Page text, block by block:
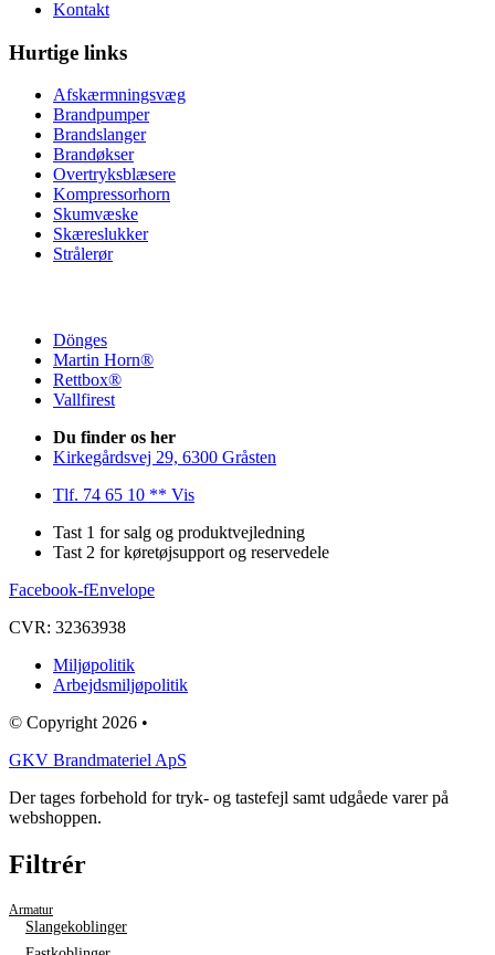
Kontakt
Hurtige links
Afskærmningsvæg
Brandpumper
Brandslanger
Brandøkser
Overtryksblæsere
Kompressorhorn
Skumvæske
Skæreslukker
Strålerør
Dönges
Martin Horn®
Rettbox®
Vallfirest
Du finder os her
Kirkegårdsvej 29, 6300 Gråsten
Tlf. 74 65 10 ** Vis
Tast 1 for salg og produktvejledning
Tast 2 for køretøjsupport og reservedele
Facebook-fEnvelope
CVR: 32363938
Miljøpolitik
Arbejdsmiljøpolitik
© Copyright 2026 •
GKV Brandmateriel ApS
Der tages forbehold for tryk- og tastefejl samt udgåede varer på
webshoppen.
Filtrér
Armatur
Slangekoblinger